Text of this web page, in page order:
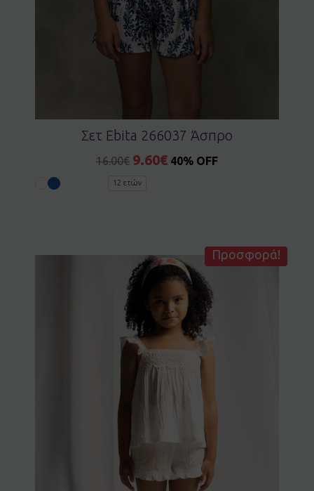
Σετ Ebita 266037 Άσπρο
16.00€ 9.60€ 40% OFF
12 ετών
Προσφορά!